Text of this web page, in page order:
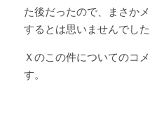
た後だったので、まさか
するとは思いませんでし
Ｘのこの件についてのコ
す。